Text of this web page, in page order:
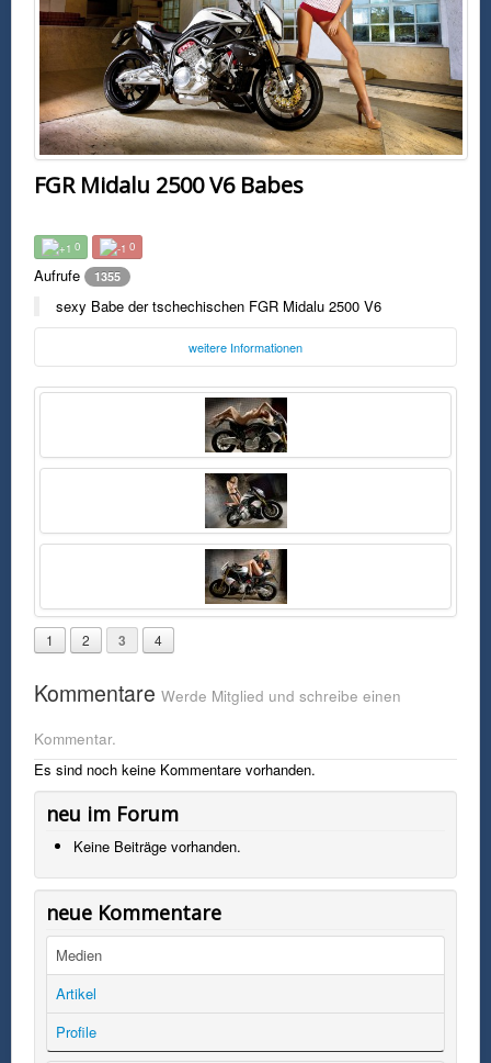
FGR Midalu 2500 V6 Babes
0 0
Aufrufe 1355
sexy Babe der tschechischen FGR Midalu 2500 V6
weitere Informationen
Foto:FGR
Sonntag, 22. November 2015 00:00 Uhr
sexy Babe der tschechischen FGR Midalu 2500 V6
1 2 3 4
Kommentare Werde Mitglied und schreibe einen
Kommentar.
Es sind noch keine Kommentare vorhanden.
neu im Forum
Keine Beiträge vorhanden.
neue Kommentare
Medien
Artikel
Profile